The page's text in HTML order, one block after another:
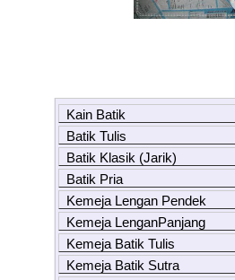
Kain Batik
Batik Tulis
Batik Klasik (Jarik)
Batik Pria
Kemeja Lengan Pendek
Kemeja LenganPanjang
Kemeja Batik Tulis
Kemeja Batik Sutra